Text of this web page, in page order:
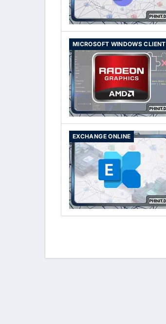
MICROSOFT WINDOWS CLIENT
EXCHANGE ONLINE